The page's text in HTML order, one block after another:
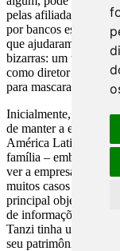
pelas afiliadas
por bancos
que ajudaram a
bizarras: um
como diretor
para mascarar os
Inicialmente, parecia
de manter a empresa
América Latina, mais
família – embora eles
ver a empresa
muitos casos
principal objetivo
de informações
Tanzi tinha um estilo
seu patrimônio. Isso